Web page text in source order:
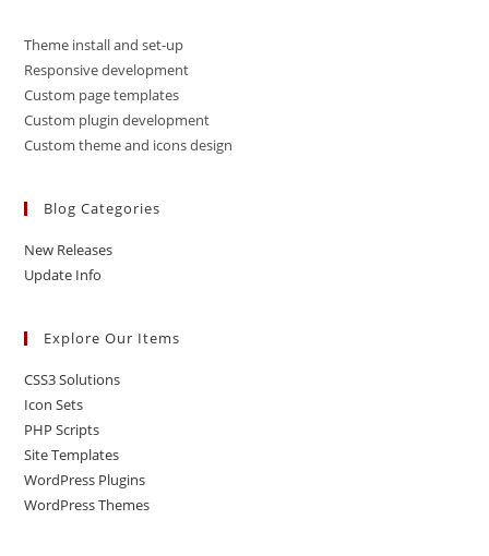
Theme install and set-up
Responsive development
Custom page templates
Custom plugin development
Custom theme and icons design
Blog Categories
New Releases
Update Info
Explore Our Items
CSS3 Solutions
Icon Sets
PHP Scripts
Site Templates
WordPress Plugins
WordPress Themes